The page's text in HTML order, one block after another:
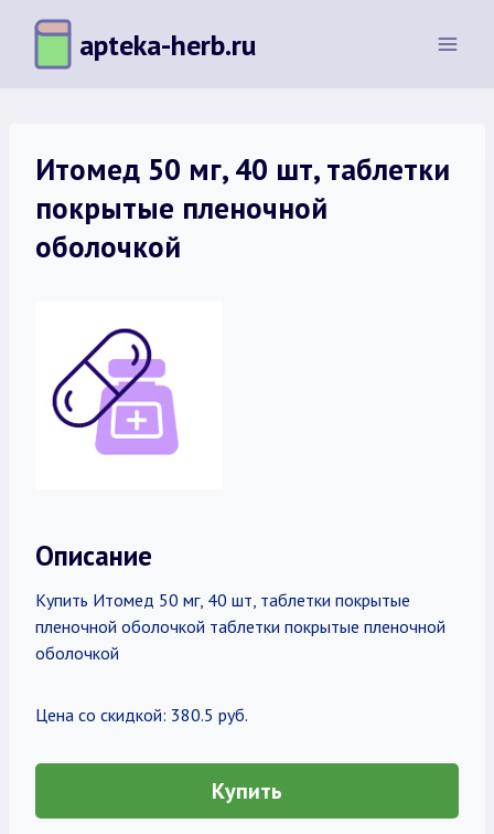
Перейти
содержимому
apteka-herb.ru
Итомед 50 мг, 40 шт, таблетки
покрытые пленочной
оболочкой
Описание
Купить Итомед 50 мг, 40 шт, таблетки покрытые
пленочной оболочкой таблетки покрытые пленочной
оболочкой
Цена со скидкой: 380.5 руб.
Купить